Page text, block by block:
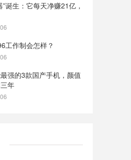
诞生：它每天净赚21亿，
工作制会怎样？
强的3款国产手机，颜值
年